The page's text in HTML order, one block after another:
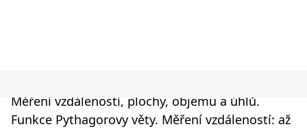
Měření vzdáleností, plochy, objemu a úhlů.
Funkce Pythagorovy věty. Měření vzdáleností: až